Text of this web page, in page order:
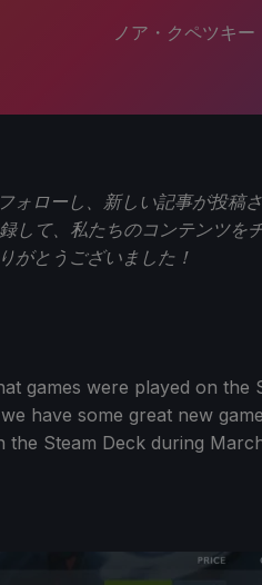
ノア・クペツキー
ォローし、新しい記事が投稿
して、私たちのコンテンツを
がとうございました！
games were played on the
have some great new
Steam Deck during